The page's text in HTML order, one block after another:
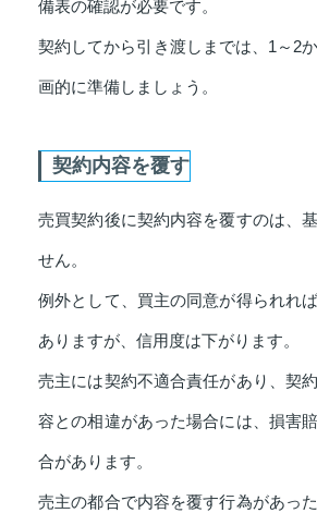
備表の確認が必要です。
契約してから引き渡しまでは、1～2
画的に準備しましょう。
契約内容を覆す
売買契約後に契約内容を覆すのは、
せん。
例外として、買主の同意が得られれ
ありますが、信用度は下がります。
売主には契約不適合責任があり、契
容との相違があった場合には、損害
合があります。
売主の都合で内容を覆す行為があっ